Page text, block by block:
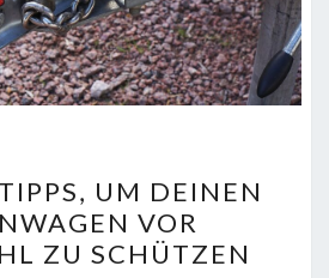
TIPPS,
UM
DEINEN
UM DEINEN
VOR
ZU SCHÜTZEN